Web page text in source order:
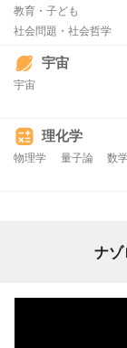
教育・子ども
社会問題・社会哲学
宇宙
宇宙
理化学
物理学 量子論 数
ナゾ